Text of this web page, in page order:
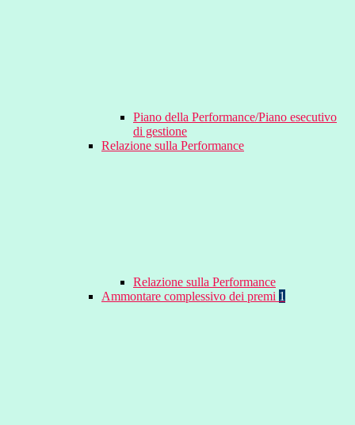
Piano della Performance/Piano esecutivo
di gestione
Relazione sulla Performance
Relazione sulla Performance
Ammontare complessivo dei premi 1